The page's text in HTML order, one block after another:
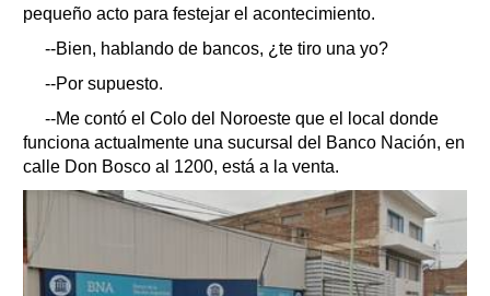
pequeño acto para festejar el acontecimiento.
--Bien, hablando de bancos, ¿te tiro una yo?
--Por supuesto.
--Me contó el Colo del Noroeste que el local donde
funciona actualmente una sucursal del Banco Nación, en
calle Don Bosco al 1200, está a la venta.